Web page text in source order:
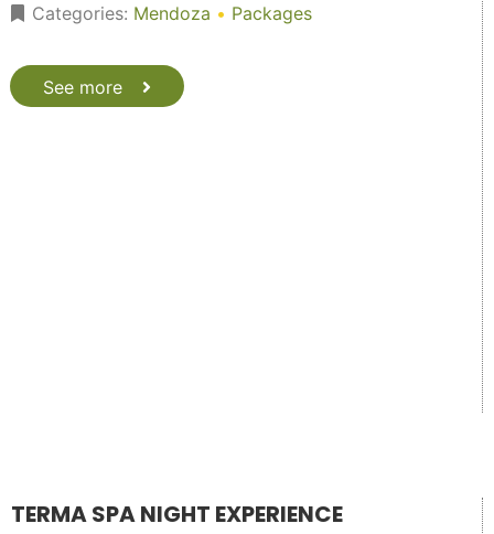
Categories: Mendoza • Packages
See more
TERMA SPA NIGHT EXPERIENCE